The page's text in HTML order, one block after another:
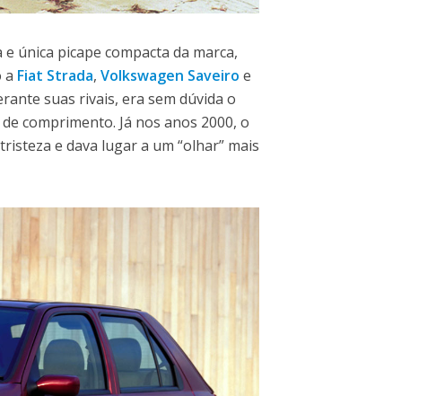
única picape compacta da marca,
a Fiat Strada,Volkswagen Saveiro e
suas rivais, era sem dúvida o
comprimento. Já nos anos 2000, o
e dava lugar a um “olhar” mais